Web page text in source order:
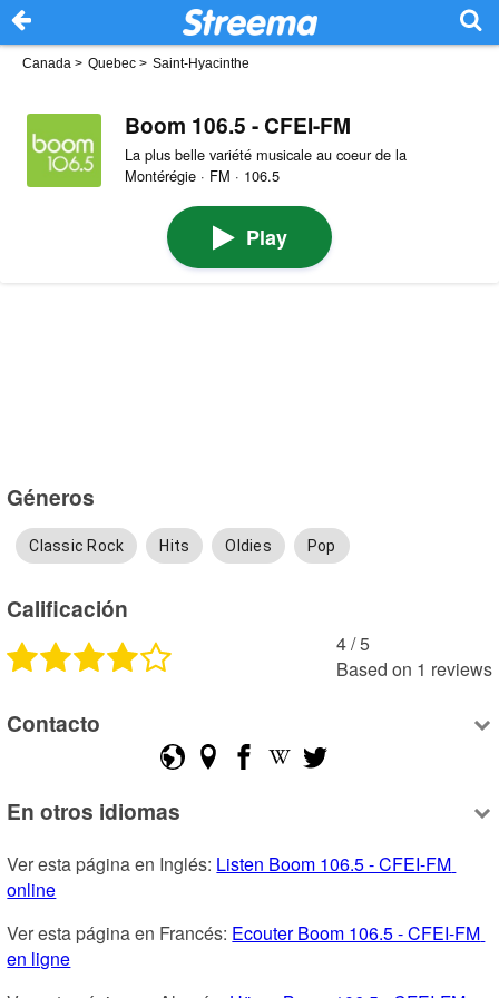
Canada > Quebec > Saint-Hyacinthe
Boom 106.5 - CFEI-FM
La plus belle variété musicale au coeur de la
Montérégie · FM · 106.5
Play
Géneros
Classic Rock Hits Oldies Pop
Calificación
4 /5
Based on 1 reviews
Contacto
En otros idiomas
Ver esta página en Inglés: Listen Boom 106.5 - CFEI-FM
online
Ver esta página en Francés: Ecouter Boom 106.5 - CFEI-FM
en ligne